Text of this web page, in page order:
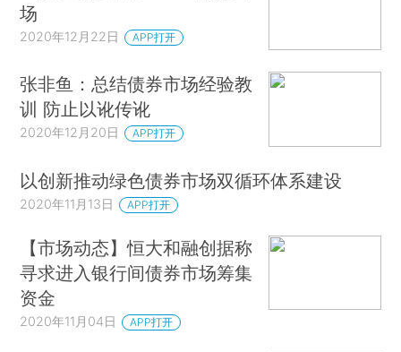
场
2020年12月22日 APP打开
张非鱼：总结债券市场经验教
训 防止以讹传讹
2020年12月20日 APP打开
以创新推动绿色债券市场双循环体系建设
2020年11月13日 APP打开
【市场动态】恒大和融创据称
寻求进入银行间债券市场筹集
资金
2020年11月04日 APP打开